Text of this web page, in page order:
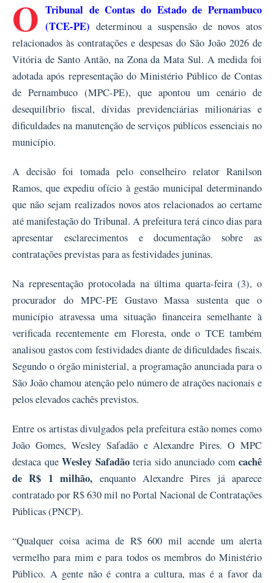
O Tribunal de Contas do Estado de Pernambuco
(TCE-PE) determinou a suspensão de novos atos
relacionados às contratações e despesas do São João 2026 de
Vitória de Santo Antão, na Zona da Mata Sul. A medida foi
adotada após representação do Ministério Público de Contas
de Pernambuco (MPC-PE), que apontou um cenário de
desequilíbrio fiscal, dívidas previdenciárias milionárias e
dificuldades na manutenção de serviços públicos essenciais no
município.
A decisão foi tomada pelo conselheiro relator Ranilson
Ramos, que expediu ofício à gestão municipal determinando
que não sejam realizados novos atos relacionados ao certame
até manifestação do Tribunal. A prefeitura terá cinco dias para
apresentar esclarecimentos e documentação sobre as
contratações previstas para as festividades juninas.
Na representação protocolada na última quarta-feira (3), o
procurador do MPC-PE Gustavo Massa sustenta que o
município atravessa uma situação financeira semelhante à
verificada recentemente em Floresta, onde o TCE também
analisou gastos com festividades diante de dificuldades fiscais.
Segundo o órgão ministerial, a programação anunciada para o
São João chamou atenção pelo número de atrações nacionais e
pelos elevados cachês previstos.
Entre os artistas divulgados pela prefeitura estão nomes como
João Gomes, Wesley Safadão e Alexandre Pires. O MPC
destaca que Wesley Safadãoteria sido anunciado com cachê
de R$ 1 milhão, enquanto Alexandre Pires já aparece
contratado por R$ 630 mil no Portal Nacional de Contratações
Públicas (PNCP).
“Qualquer coisa acima de R$ 600 mil acende um alerta
vermelho para mim e para todos os membros do Ministério
Público. A gente não é contra a cultura, mas é a favor da